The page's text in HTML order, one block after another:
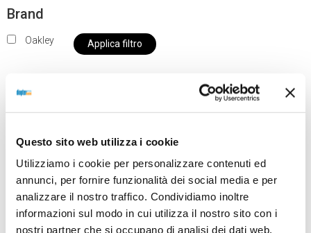
Questo sito web utilizza i cookie
Utilizziamo i cookie per personalizzare contenuti ed
annunci, per fornire funzionalità dei social media e per
analizzare il nostro traffico. Condividiamo inoltre
informazioni sul modo in cui utilizza il nostro sito con i
nostri partner che si occupano di analisi dei dati web,
Brand
Oakley Applica filtro
nostro negozio non saranno disponibili per la
spedizione fino al giorno 31 agosto. BUONE FERIE
da OTTICA DIOPTER